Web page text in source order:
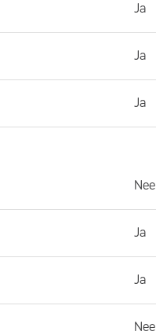
Ja
Ja
Ja
Nee
Ja
Ja
Nee